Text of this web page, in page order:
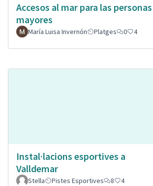
Accesos al mar para las personas
mayores
María Luisa Invernón Platges 0 4
Instal·lacions esportives a
Valldemar
Stella Pistes Esportives 8 4